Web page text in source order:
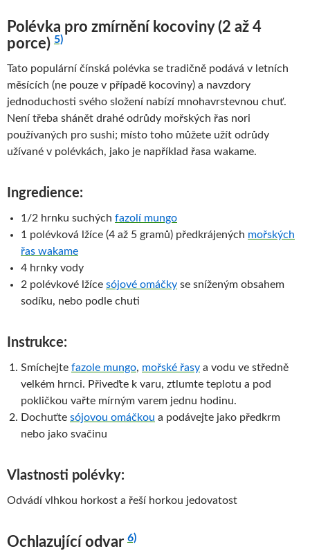
Polévka pro zmírnění kocoviny (2 až 4
porce) 5)
Tato populární čínská polévka se tradičně podává v letních
měsících (ne pouze v případě kocoviny) a navzdory
jednoduchosti svého složení nabízí mnohavrstevnou chuť.
Není třeba shánět drahé odrůdy mořských řas nori
používaných pro sushi; místo toho můžete užít odrůdy
užívané v polévkách, jako je například řasa wakame.
Ingredience:
1/2 hrnku suchých fazolí mungo
1 polévková lžíce (4 až 5 gramů) předkrájených mořských
řas wakame
4 hrnky vody
2 polévkové lžíce sójové omáčky se sníženým obsahem
sodíku, nebo podle chuti
Instrukce:
Smíchejte fazole mungo, mořské řasy a vodu ve středně
velkém hrnci. Přiveďte k varu, ztlumte teplotu a pod
pokličkou vařte mírným varem jednu hodinu.
Dochuťte sójovou omáčkou a podávejte jako předkrm
nebo jako svačinu
Vlastnosti polévky:
Odvádí vlhkou horkost a řeší horkou jedovatost
Ochlazující odvar 6)